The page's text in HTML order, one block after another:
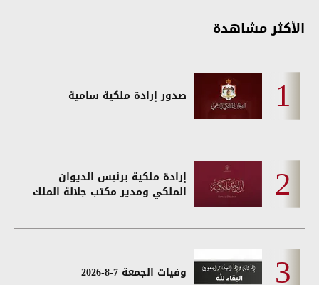
الأكثر مشاهدة
صدور إرادة ملكية سامية
إرادة ملكية برئيس الديوان
الملكي ومدير مكتب جلالة الملك
وفيات الجمعة 7-8-2026